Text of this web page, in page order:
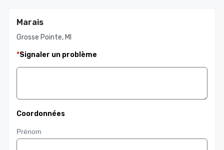
Marais
Grosse Pointe, MI
*Signaler un problème
Coordonnées
Prénom